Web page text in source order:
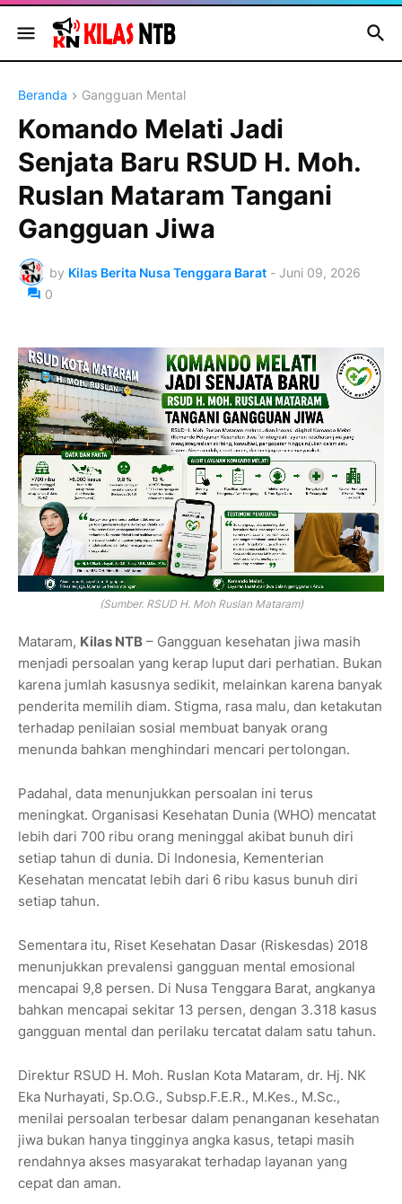
Beranda Gangguan Mental
Komando Melati Jadi
Senjata Baru RSUD H. Moh.
Ruslan Mataram Tangani
Gangguan Jiwa
by Kilas Berita Nusa Tenggara Barat - Juni 09, 2026
0
(Sumber. RSUD H. Moh Ruslan Mataram)
Mataram, Kilas NTB – Gangguan kesehatan jiwa masih
menjadi persoalan yang kerap luput dari perhatian. Bukan
karena jumlah kasusnya sedikit, melainkan karena banyak
penderita memilih diam. Stigma, rasa malu, dan ketakutan
terhadap penilaian sosial membuat banyak orang
menunda bahkan menghindari mencari pertolongan.
Padahal, data menunjukkan persoalan ini terus
meningkat. Organisasi Kesehatan Dunia (WHO) mencatat
lebih dari 700 ribu orang meninggal akibat bunuh diri
setiap tahun di dunia. Di Indonesia, Kementerian
Kesehatan mencatat lebih dari 6 ribu kasus bunuh diri
setiap tahun.
Sementara itu, Riset Kesehatan Dasar (Riskesdas) 2018
menunjukkan prevalensi gangguan mental emosional
mencapai 9,8 persen. Di Nusa Tenggara Barat, angkanya
bahkan mencapai sekitar 13 persen, dengan 3.318 kasus
gangguan mental dan perilaku tercatat dalam satu tahun.
Direktur RSUD H. Moh. Ruslan Kota Mataram, dr. Hj. NK
Eka Nurhayati, Sp.O.G., Subsp.F.E.R., M.Kes., M.Sc.,
menilai persoalan terbesar dalam penanganan kesehatan
jiwa bukan hanya tingginya angka kasus, tetapi masih
rendahnya akses masyarakat terhadap layanan yang
cepat dan aman.